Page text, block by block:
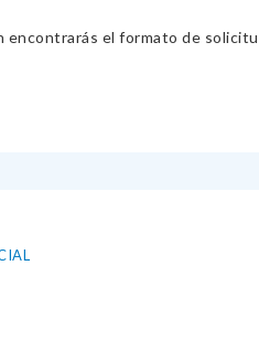
encontrarás el formato de